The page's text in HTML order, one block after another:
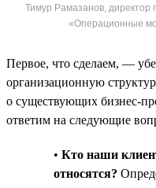
Тимур Рамазанов, директор
«Операционные
Первое, что сделаем, —
организационную
о существующих бизнес-
ответим на следующие
• Кто наши
относятся?